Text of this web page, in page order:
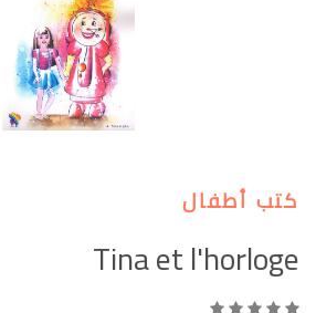
كتب أطفال
Tina et l'horloge